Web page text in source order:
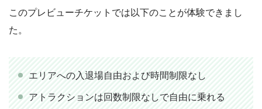
このプレビューチケットでは以下のことが体験できまし
た。
エリアへの入退場自由および時間制限なし
アトラクションは回数制限なしで自由に乗れる